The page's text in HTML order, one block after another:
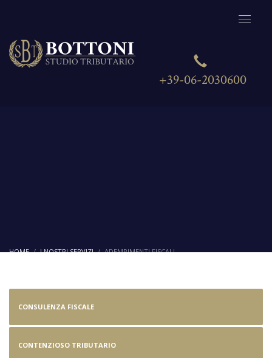
+39-06-2030600
HOME I NOSTRI SERVIZI ADEMPIMENTI FISCALI
CONSULENZA FISCALE
CONTENZIOSO TRIBUTARIO